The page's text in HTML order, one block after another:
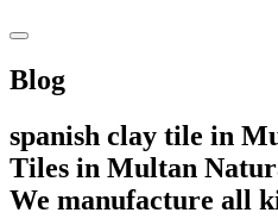
Blog
spanish clay tile in
Tiles in Multan
We manufacture all